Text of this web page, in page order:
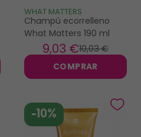
WHAT MATTERS
Champú ecorrelleno
What Matters 190 ml
10,03 €
9,03 €
COMPRAR
-10%